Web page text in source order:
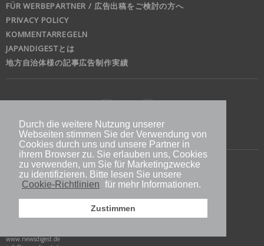
Durch die weitere Nutzung unserer
Webseiten stimmen Sie der Verwendung von
Cookies durch uns und unsere Partner in
ihrem Browser zu. Sie erlauben uns, Cookies
zu verwenden, um Sie für Marketingzwecke
zu identifizieren. Bitte lesen Sie unsere
Cookie-Richtlinien für mehr Informationen.
Zustimmen
FÜR WERBEPARTNER / 広告出稿をご検討の方へ
PRIVACY POLICY
KOMMENTARREGELN
JAPANDIGESTとは
地方自治体様の記事広告制作実績
www.newsdigest.de